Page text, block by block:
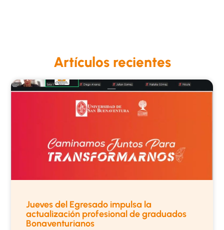
Artículos recientes
Jueves del Egresado impulsa la
actualización profesional de graduados
Bonaventurianos